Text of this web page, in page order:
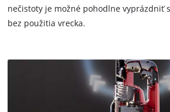
nečistoty je možné pohodlne vyprázdniť
bez použitia vrecka.